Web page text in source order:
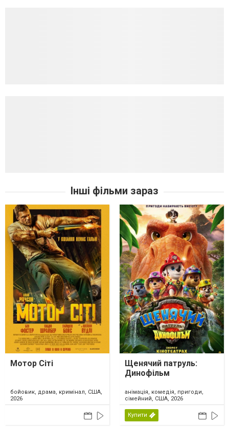
Інші фільми зараз
Мотор Сіті
бойовик, драма, кримінал, США,
2026
Щенячий патруль:
Динофільм
анімація, комедія, пригоди,
сімейний, США, 2026
Купити